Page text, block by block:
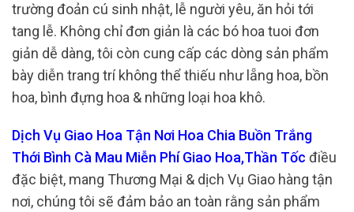
trường đoản cú sinh nhật, lễ người yêu, ăn hỏi tới
tang lễ. Không chỉ đơn giản là các bó hoa tuoi đơn
giản dễ dàng, tôi còn cung cấp các dòng sản phẩm
bày diễn trang trí không thể thiếu như lẵng hoa, bồn
hoa, bình đựng hoa & những loại hoa khô.
Dịch Vụ Giao Hoa Tận Nơi Hoa Chia Buồn Trắng
Thới Bình Cà Mau Miễn Phí Giao Hoa,Thần Tốc điều
đặc biệt, mang Thương Mại & dịch Vụ Giao hàng tận
nơi, chúng tôi sẽ đảm bảo an toàn rằng sản phẩm